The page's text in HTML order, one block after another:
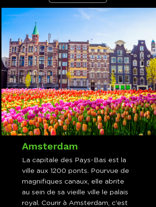
Amsterdam
La capitale des Pays-Bas est la
ville aux 1200 ponts. Pourvue de
magnifiques canaux, elle abrite
au sein de sa vieille ville le palais
royal. Courir à Amsterdam, c'est